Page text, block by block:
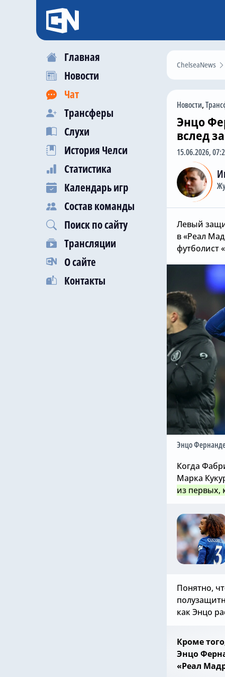
Главная
Новости
Чат
Трансферы
Слухи
История Челси
Статистика
Календарь игр
Состав команды
Поиск по сайту
Трансляции
О сайте
Контакты
ChelseaNews
Новости,
Энцо
вслед
15.06.2026,
Левый
в «Реал
футболист
Энцо
Когда
Марка
из первых,
Понятно,
как Энцо
Кроме
Энцо
«Реал